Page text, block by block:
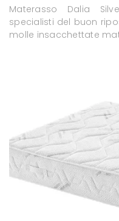
Materasso Dalia
specialisti del buon
molle insacchettate